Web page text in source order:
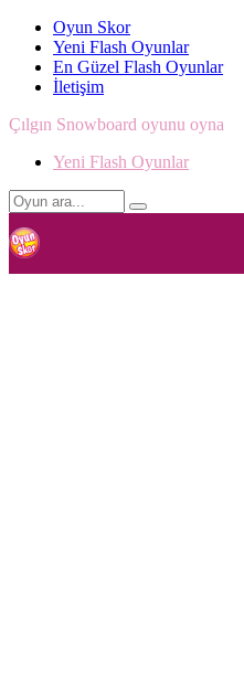
Oyun Skor
Yeni Flash Oyunlar
En Güzel Flash Oyunlar
İletişim
Çılgın Snowboard oyunu oyna
Yeni Flash Oyunlar